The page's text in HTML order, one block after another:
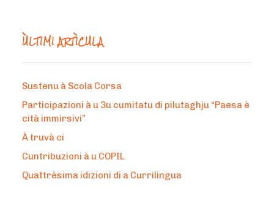
ÙLTIMI ARTÌCULA
Sustenu à Scola Corsa
Participazioni à u 3u cumitatu di pilutaghju “Paesa è
cità immirsivi”
À truvà ci
Cuntribuzioni à u COPIL
Quattrèsima idizioni di a Currilingua